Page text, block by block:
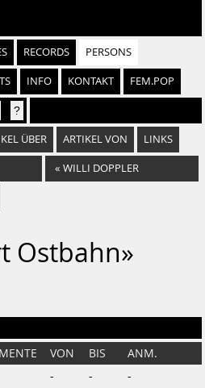
RECORDS PERSONS
INFO KONTAKT FEM.POP
ÜBER ARTIKEL VON LINKS
« WILLI DOPPLER
Ostbahn»
VON BIS
ANM.
- -
-